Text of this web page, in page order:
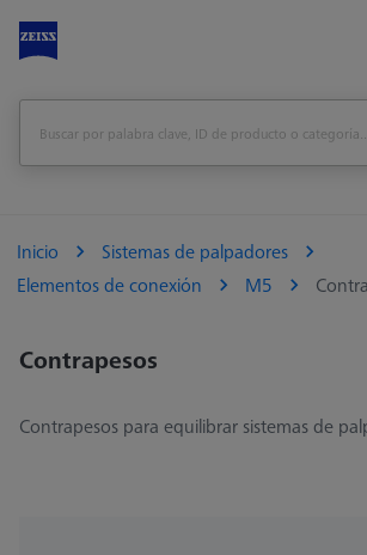
Inicio
Sistemas de palpadores
Elementos de conexión
M5
Contrapesos
Contrapesos para equilibrar sistemas de